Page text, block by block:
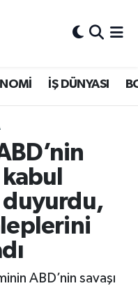
İŞ DÜNYASI
ABD’nin savaşı
Fikstür